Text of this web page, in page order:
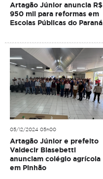
Artagão Júnior anuncia R$
950 mil para reformas em
Escolas Públicas do Paraná
05/12/2024 05h00
Artagão Júnior e prefeito
Valdecir Biasebetti
anunciam colégio agrícola
em Pinhão